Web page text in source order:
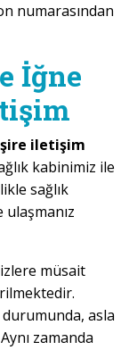
numarasından
İğne
iletişim
kabinimiz ile
sağlık
ulaşmanız
müsait
durumunda, asla
zamanda